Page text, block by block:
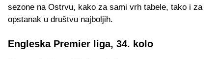
sezone na Ostrvu, kako za sami vrh tabele, tako i za
opstanak u društvu najboljih.
Engleska Premier liga, 34. kolo